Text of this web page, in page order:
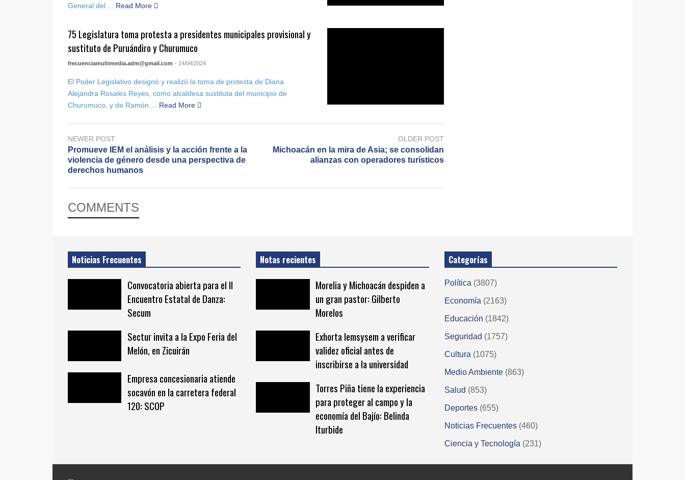
General del ... Read More
75 Legislatura toma protesta a presidentes municipales provisional y
sustituto de Puruándiro y Churumuco
frecuenciamultimedia.adm@gmail.com - 14/04/2024
El Poder Legislativo designó y realizó la toma de protesta de Diana
Alejandra Rosales Reyes, como alcaldesa sustituta del municipio de
Churumuco, y de Ramón ...
Read More
NEWER POST
Promueve IEM el análisis y la acción frente a la
violencia de género desde una perspectiva de
derechos humanos
OLDER POST
Michoacán en la mira de Asia; se consolidan
alianzas con operadores turísticos
COMMENTS
Noticias Frecuentes
Convocatoria abierta para el II
Encuentro Estatal de Danza:
Secum
Sectur invita a la Expo Feria del
Melón, en Zicuirán
Empresa concesionaria atiende
socavón en la carretera federal
120: SCOP
Notas recientes
Morelia y Michoacán despiden a
un gran pastor: Gilberto
Morelos
Exhorta Iemsysem a verificar
validez oficial antes de
inscribirse a la universidad
Torres Piña tiene la experiencia
para proteger al campo y la
economía del Bajío: Belinda
Iturbide
Categorías
Política (3807)
Economía (2163)
Educación (1842)
Seguridad (1757)
Cultura (1075)
Medio Ambiente (863)
Salud (853)
Deportes (655)
Noticias Frecuentes (460)
Ciencia y Tecnología (231)